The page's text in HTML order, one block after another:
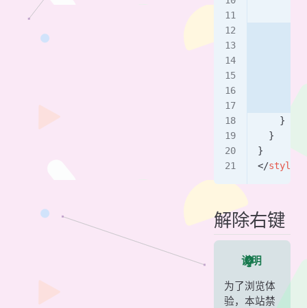
    }
  }
}
</style
解除右键
说明
为了浏览体
验，本站禁